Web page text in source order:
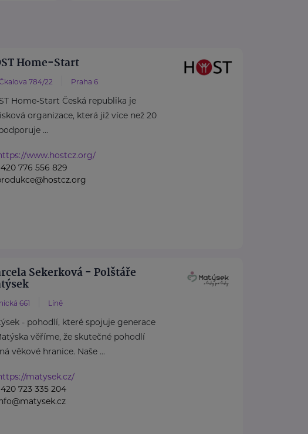
Home-Start
784/22 Praha 6
Home-Start Česká republika je
organizace, která již více než 20
...
www.hostcz.org/
776 556 829
Sekerková - Polštáře
661 Líně
- pohodlí, které spojuje generace
věříme, že skutečné pohodlí
věkové hranice. Naše ...
matysek.cz/
723 335 204